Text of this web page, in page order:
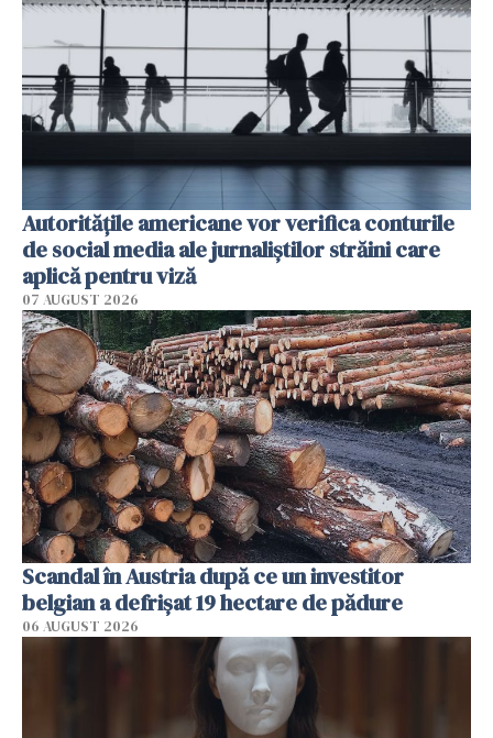
Autorităţile americane vor verifica conturile
de social media ale jurnaliştilor străini care
aplică pentru viză
07 AUGUST 2026
Scandal în Austria după ce un investitor
belgian a defrișat 19 hectare de pădure
06 AUGUST 2026